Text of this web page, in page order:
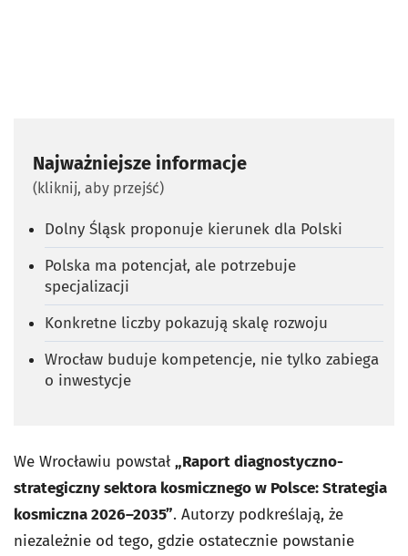
Najważniejsze informacje
(kliknij, aby przejść)
Dolny Śląsk proponuje kierunek dla Polski
Polska ma potencjał, ale potrzebuje
specjalizacji
Konkretne liczby pokazują skalę rozwoju
Wrocław buduje kompetencje, nie tylko zabiega
o inwestycje
We Wrocławiu powstał„Raport diagnostyczno-
strategiczny sektora kosmicznego w Polsce: Strategia
kosmiczna 2026–2035”. Autorzy podkreślają, że
niezależnie od tego, gdzie ostatecznie powstanie